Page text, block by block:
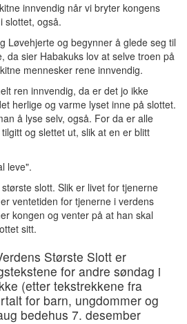
innvendig når vi bryter kongens
slottet, også.
Løvehjerte og begynner å glede seg til
da sier Habakuks lov at selve troen på
mennesker rene innvendig.
ren innvendig, da er det jo ikke
herlige og varme lyset inne på slottet.
å lyse selv, også. For da er alle
og slettet ut, slik at en er blitt
leve".
slott. Slik er livet for tjenerne
ventetiden for tjenerne i verdens
kongen og venter på at han skal
sitt.
Største Slott er
for andre søndag i
(etter tekstrekkene fra
for barn, ungdommer og
bedehus 7. desember